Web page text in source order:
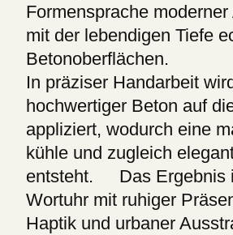
Formensprache
mit der lebendigen Tiefe
Betonoberflächen.
In präziser Handarbeit
hochwertiger Beton auf
appliziert, wodurch eine
kühle und zugleich
entsteht. Das Ergebnis
Wortuhr mit ruhiger
Haptik und urbaner